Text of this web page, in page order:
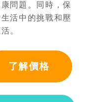
問題。同時，保
活中的挑戰和壓
。
了解價格